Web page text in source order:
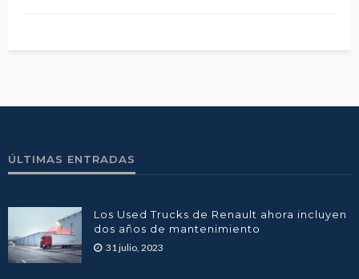
ÚLTIMAS ENTRADAS
Los Used Trucks de Renault ahora incluyen
dos años de mantenimiento
31 julio, 2023